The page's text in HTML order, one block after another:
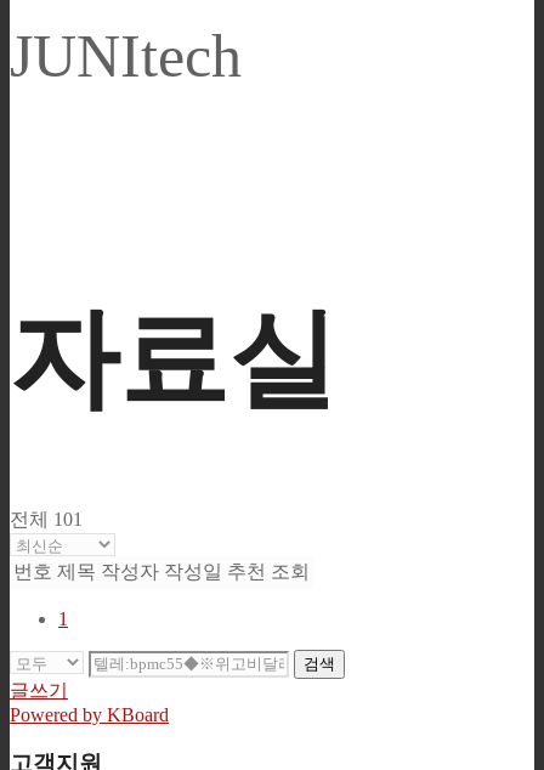
JUNItech
자료실
전체 101
번호 제목 작성자 작성일 추천 조회
1
검색
글쓰기
Powered by KBoard
고객지원